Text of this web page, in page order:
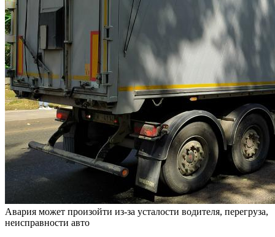
Авария может произойти из-за усталости водителя, перегруза,
неисправности авто